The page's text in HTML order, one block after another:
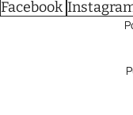
Facebook